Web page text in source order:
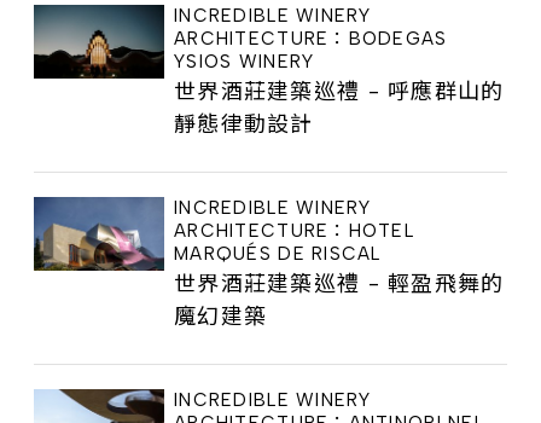
INCREDIBLE WINERY
ARCHITECTURE：BODEGAS
YSIOS WINERY
世界酒莊建築巡禮 - 呼應群山的
靜態律動設計
INCREDIBLE WINERY
ARCHITECTURE：HOTEL
MARQUÉS DE RISCAL
世界酒莊建築巡禮 - 輕盈飛舞的
魔幻建築
INCREDIBLE WINERY